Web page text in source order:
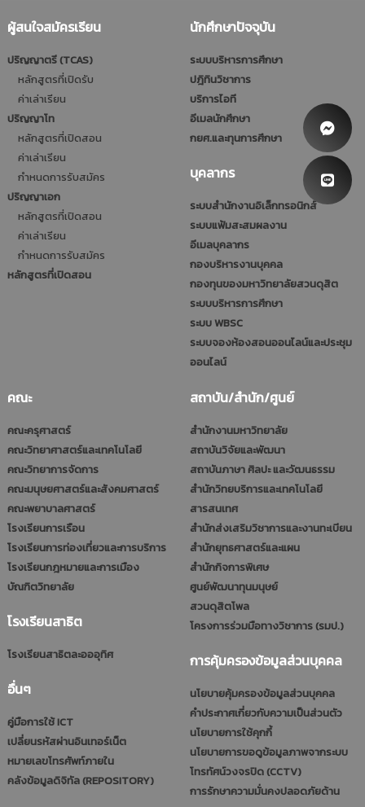
ผู้สนใจสมัครเรียน
ปริญญาตรี (TCAS)
หลักสูตรที่เปิดรับ
ค่าเล่าเรียน
ปริญญาโท
หลักสูตรที่เปิดสอน
ค่าเล่าเรียน
กำหนดการรับสมัคร
ปริญญาเอก
หลักสูตรที่เปิดสอน
ค่าเล่าเรียน
กำหนดการรับสมัคร
หลักสูตรที่เปิดสอน
นักศึกษาปัจจุบัน
ระบบบริหารการศึกษา
ปฎิทินวิชาการ
บริการไอที
อีเมลนักศึกษา
กยศ.และทุนการศึกษา
บุคลากร
ระบบสำนักงานอิเล็กทรอนิกส์
ระบบแฟ้มสะสมผลงาน
อีเมลบุคลากร
กองบริหารงานบุคคล
กองทุนของมหาวิทยาลัยสวนดุสิต
ระบบบริหารการศึกษา
ระบบ WBSC
ระบบจองห้องสอนออนไลน์และประชุม
ออนไลน์
คณะ
คณะครุศาสตร์
คณะวิทยาศาสตร์และเทคโนโลยี
คณะวิทยาการจัดการ
คณะมนุษยศาสตร์และสังคมศาสตร์
คณะพยาบาลศาสตร์
โรงเรียนการเรือน
โรงเรียนการท่องเที่ยวและการบริการ
โรงเรียนกฎหมายและการเมือง
บัณฑิตวิทยาลัย
โรงเรียนสาธิต
โรงเรียนสาธิตละอออุทิศ
อื่นๆ
คู่มือการใช้ ICT
เปลี่ยนรหัสผ่านอินเทอร์เน็ต
หมายเลขโทรศัพท์ภายใน
คลังข้อมูลดิจิทัล (REPOSITORY)
สถาบัน/สำนัก/ศูนย์
สำนักงานมหาวิทยาลัย
สถาบันวิจัยและพัฒนา
สถาบันภาษา ศิลปะ และวัฒนธรรม
สำนักวิทยบริการและเทคโนโลยี
สารสนเทศ
สำนักส่งเสริมวิชาการและงานทะเบียน
สำนักยุทธศาสตร์และแผน
สำนักกิจการพิเศษ
ศูนย์พัฒนาทุนมนุษย์
สวนดุสิตโพล
โครงการร่วมมือทางวิชาการ (รมป.)
การคุ้มครองข้อมูลส่วนบุคคล
นโยบายคุ้มครองข้อมูลส่วนบุคคล
คำประกาศเกี่ยวกับความเป็นส่วนตัว
นโยบายการใช้คุกกี้
นโยบายการขอดูข้อมูลภาพจากระบบ
โทรทัศน์วงจรปิด (CCTV)
การรักษาความมั่นคงปลอดภัยด้าน